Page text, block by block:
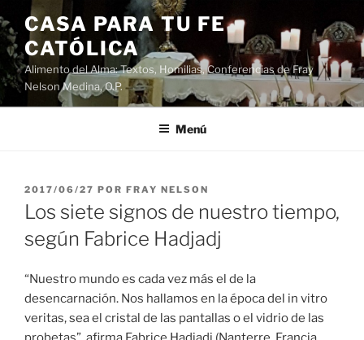
Saltar
al
contenido
CASA PARA TU FE
CATÓLICA
Alimento del Alma: Textos, Homilias, Conferencias de Fray
Nelson Medina, O.P.
Menú
PUBLICADO
EL
2017/06/27 POR FRAY NELSON
Los siete signos de nuestro tiempo,
según Fabrice Hadjadj
“Nuestro mundo es cada vez más el de la
desencarnación. Nos hallamos en la época del in vitro
veritas, sea el cristal de las pantallas o el vidrio de las